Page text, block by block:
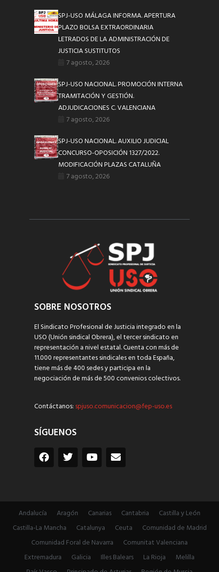
SPJ-USO MÁLAGA INFORMA. APERTURA
PLAZO BOLSA EXTRAORDINARIA
LETRADOS DE LA ADMINISTRACIÓN DE
JUSTICIA SUSTITUTOS
7 agosto, 2026
SPJ-USO NACIONAL. PROMOCIÓN INTERNA
TRAMITACIÓN Y GESTIÓN.
ADJUDICACIONES C. VALENCIANA
7 agosto, 2026
SPJ-USO NACIONAL. AUXILIO JUDICIAL
CONCURSO-OPOSICIÓN 1327/2022.
MODIFICACIÓN PLAZAS CATALUÑA
7 agosto, 2026
SOBRE NOSOTROS
El Sindicato Profesional de Justicia integrado en la
USO (Unión sindical Obrera), el tercer sindicato en
representación a nivel estatal. Cuenta con más de
11.000 representantes sindicales en toda España,
tiene más de 400 sedes y participa en la
negociación de más de 500 convenios colectivos.
Contáctanos: spjuso.comunicacion@fep-uso.es
SÍGUENOS
Andalucía Aragón Canarias Cantabria
Castilla y León
Castilla-La Mancha
Catalunya Ceuta
Comunidad de Madrid
Comunidad Foral de Navarra
Comunitat Valenciana
Extremadura
Galicia Illes Balears La Rioja
Melilla